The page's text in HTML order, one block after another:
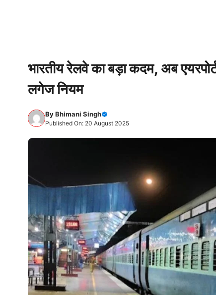
भारतीय रेलवे का बड़ा कदम, अब
लगेज नियम
ByBhimani Singh
Published On: 20 August 2025